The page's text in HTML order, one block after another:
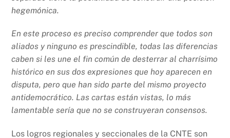
hegemónica.
En este proceso es preciso comprender que todos son
aliados y ninguno es prescindible, todas las diferencias
caben si les une el fin común de desterrar al charrísimo
histórico en sus dos expresiones que hoy aparecen en
disputa, pero que han sido parte del mismo proyecto
antidemocrático. Las cartas están vistas, lo más
lamentable sería que no se construyeran consensos.
Los logros regionales y seccionales de la CNTE son